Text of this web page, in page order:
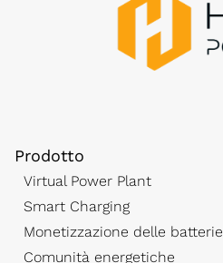
Prodotto
Virtual Power Plant
Smart Charging
Monetizzazione delle batterie
Comunità energetiche